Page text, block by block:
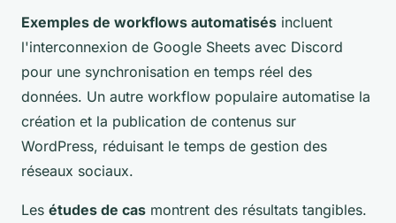
Exemples de workflows automatisés incluent
l'interconnexion de Google Sheets avec Discord
pour une synchronisation en temps réel des
données. Un autre workflow populaire automatise la
création et la publication de contenus sur
WordPress, réduisant le temps de gestion des
réseaux sociaux.
Les études de cas montrent des résultats tangibles.